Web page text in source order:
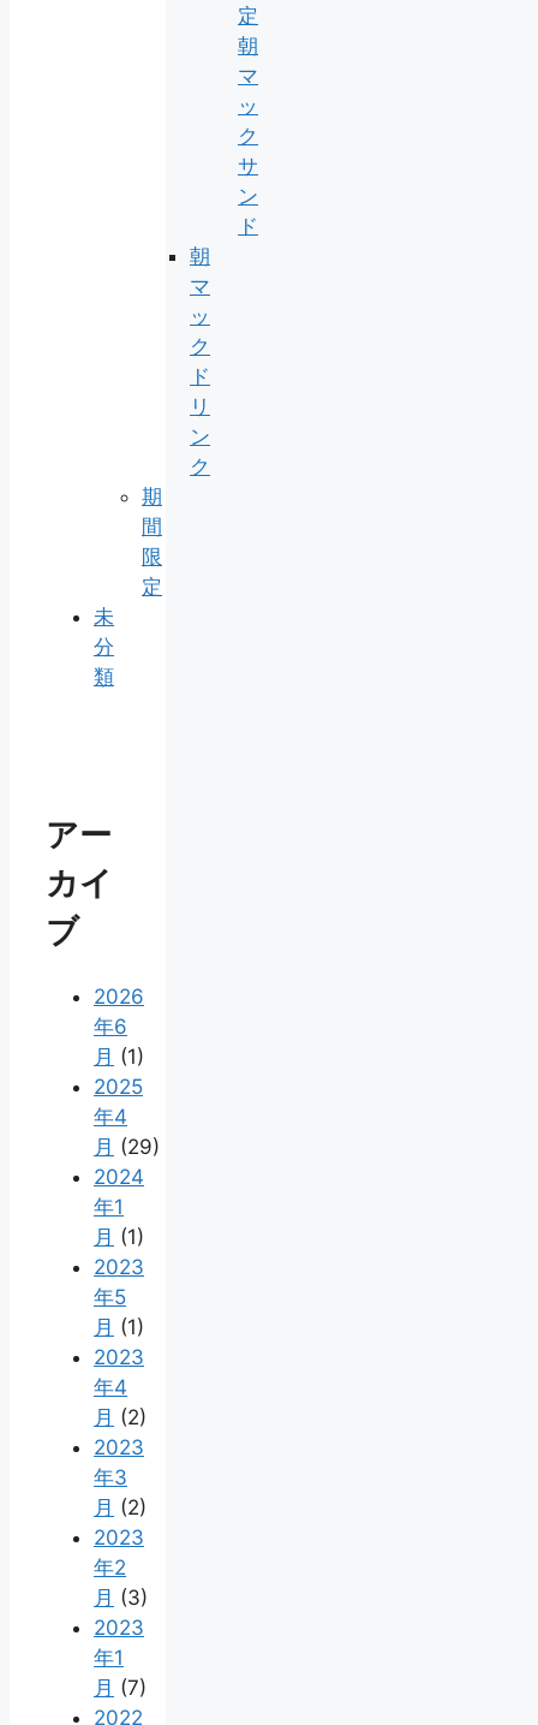
定
朝
マ
ッ
ク
サ
ン
ド
朝
マ
ッ
ク
ド
リ
ン
ク
期
間
限
定
未
分
類
アー
カイ
ブ
2026
年6
月 (1)
2025
年4
月 (29)
2024
年1
月 (1)
2023
年5
月 (1)
2023
年4
月 (2)
2023
年3
月 (2)
2023
年2
月 (3)
2023
年1
月 (7)
2022